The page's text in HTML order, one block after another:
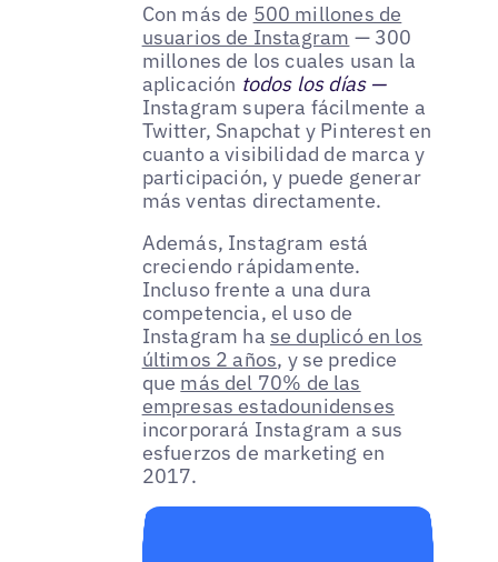
Con más de 500 millones de
usuarios de Instagram — 300
millones de los cuales usan la
aplicación todos los días —
Instagram supera fácilmente a
Twitter, Snapchat y Pinterest en
cuanto a visibilidad de marca y
participación, y puede generar
más ventas directamente.
Además, Instagram está
creciendo rápidamente.
Incluso frente a una dura
competencia, el uso de
Instagram ha se duplicó en los
últimos 2 años, y se predice
que más del 70% de las
empresas estadounidenses
incorporará Instagram a sus
esfuerzos de marketing en
2017.